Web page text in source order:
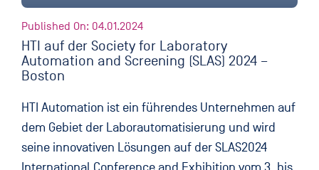
Published On: 04.01.2024
HTI auf der Society for Laboratory
Automation and Screening (SLAS) 2024 –
Boston
HTI Automation ist ein führendes Unternehmen auf
dem Gebiet der Laborautomatisierung und wird
seine innovativen Lösungen auf der SLAS2024